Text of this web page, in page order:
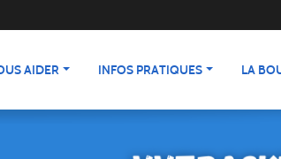
AIDER INFOS PRATIQUES LA